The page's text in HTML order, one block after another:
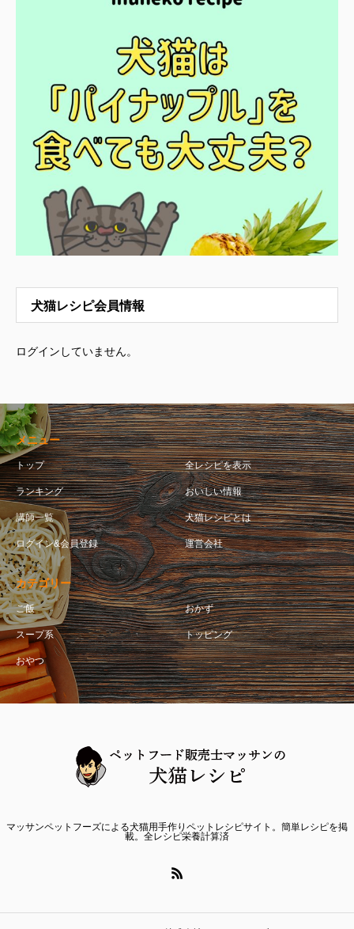
犬猫レシピ会員情報
ログインしていません。
メニュー
トップ 全レシピを表示
ランキング おいしい情報
講師一覧 犬猫レシピとは
ログイン&会員登録 運営会社
カテゴリー
ご飯 おかず
スープ系 トッピング
おやつ
マッサンペットフーズによる犬猫用手作りペットレシピサイト。簡単レシピを掲
載。全レシピ栄養計算済